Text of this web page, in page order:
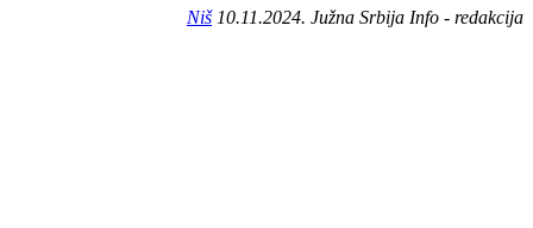
Niš10.11.2024. Južna Srbija Info - redakcija